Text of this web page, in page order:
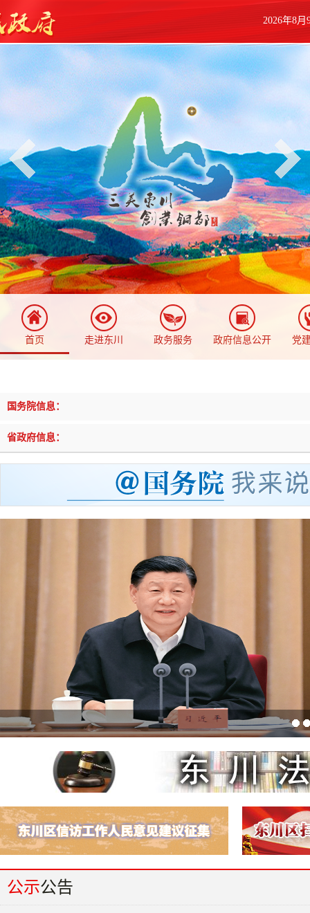
2026年8
首页 走进东川 政务服务 政府信息公开 党
国务院信息：
省政府信息：
在全国生态环境保护大会上的讲话
东川区2025年“东建杯”青少年三对三篮球赛...
东川绘就乌蒙山村多元旅居新图景
公示公告